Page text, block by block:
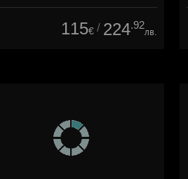
Дата: 01.07 - 31.08 + полупансион
115€ / 224.92
лв.